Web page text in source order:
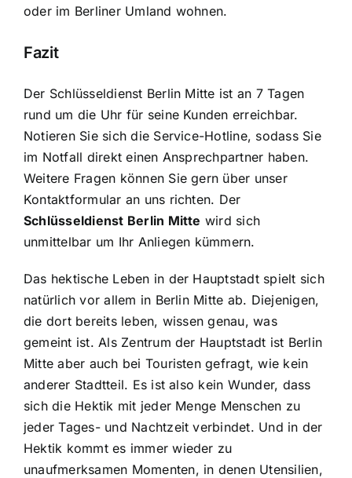
oder im Berliner Umland wohnen.
Fazit
Der Schlüsseldienst Berlin Mitte ist an 7 Tagen
rund um die Uhr für seine Kunden erreichbar.
Notieren Sie sich die Service-Hotline, sodass Sie
im Notfall direkt einen Ansprechpartner haben.
Weitere Fragen können Sie gern über unser
Kontaktformular an uns richten. Der
Schlüsseldienst Berlin Mitte wird sich
unmittelbar um Ihr Anliegen kümmern.
Das hektische Leben in der Hauptstadt spielt sich
natürlich vor allem in Berlin Mitte ab. Diejenigen,
die dort bereits leben, wissen genau, was
gemeint ist. Als Zentrum der Hauptstadt ist Berlin
Mitte aber auch bei Touristen gefragt, wie kein
anderer Stadtteil. Es ist also kein Wunder, dass
sich die Hektik mit jeder Menge Menschen zu
jeder Tages- und Nachtzeit verbindet. Und in der
Hektik kommt es immer wieder zu
unaufmerksamen Momenten, in denen Utensilien,